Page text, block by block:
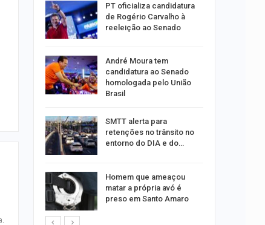
o
em
em
PT oficializa candidatura
de Rogério Carvalho à
reeleição ao Senado
André Moura tem
candidatura ao Senado
homologada pelo União
Brasil
SMTT alerta para
retenções no trânsito no
entorno do DIA e do…
Homem que ameaçou
matar a própria avó é
preso em Santo Amaro